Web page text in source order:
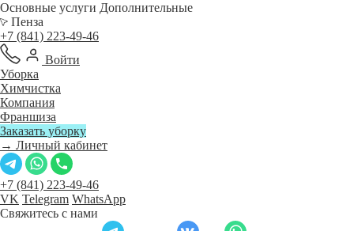
Основные услуги Дополнительные
Пенза
+7 (841) 223-49-46
Войти
Уборка
Химчистка
Компания
Франшиза
Заказать уборку
→ Личный кабинет
+7 (841) 223-49-46
VK Telegram WhatsApp
Свяжитесь с нами